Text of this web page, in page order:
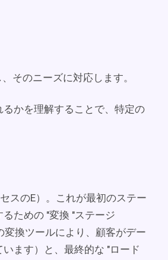
そのニーズに対応します。
かを理解することで、特定の
スのE）。これが最初のステー
ための "変換 "ステージ
変換ツールにより、顧客がデー
ます）と、最終的な "ロード